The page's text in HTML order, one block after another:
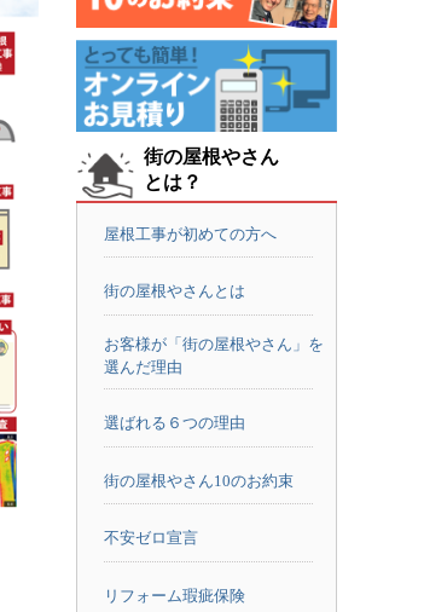
街の屋根やさん
とは？
屋根工事が初めての方へ
街の屋根やさんとは
お客様が「街の屋根やさん」を
選んだ理由
選ばれる６つの理由
街の屋根やさん10のお約束
不安ゼロ宣言
リフォーム瑕疵保険